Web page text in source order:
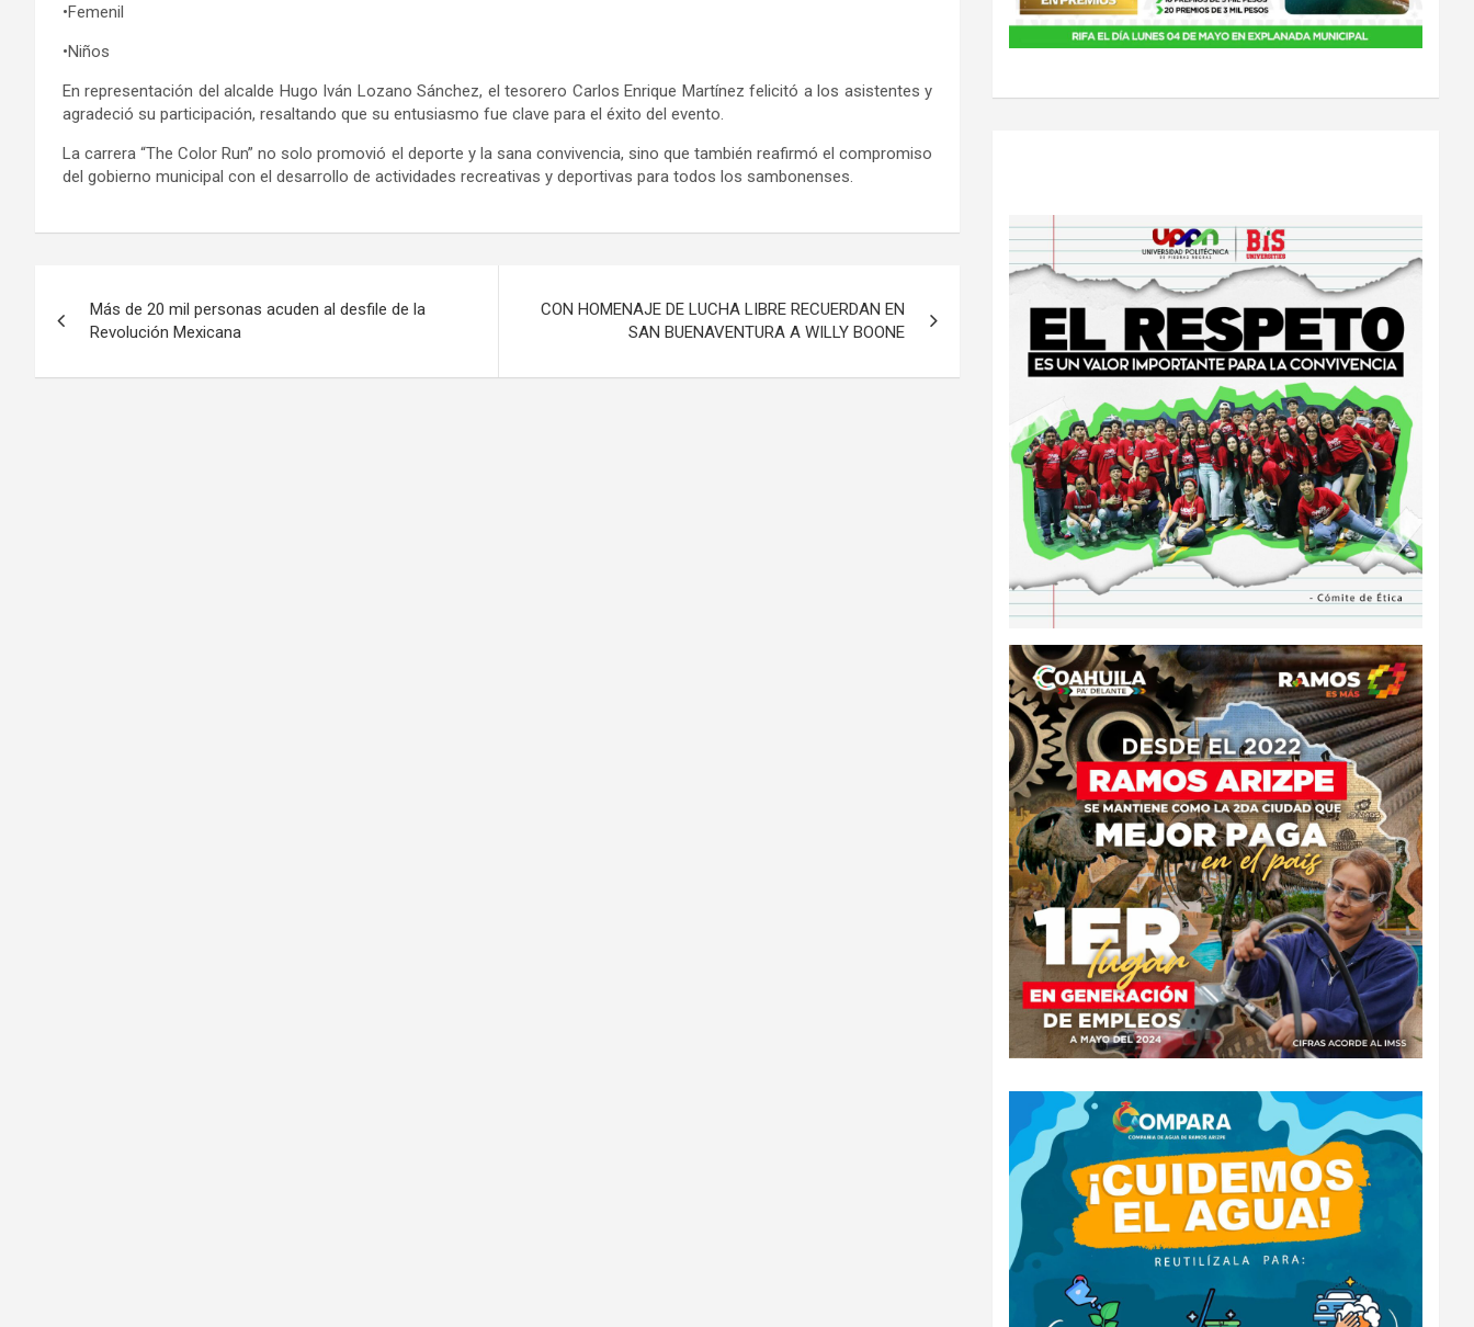
•Femenil
•Niños
En representación del alcalde Hugo Iván Lozano Sánchez, el tesorero Carlos Enrique Martínez felicitó a los asistentes y
agradeció su participación, resaltando que su entusiasmo fue clave para el éxito del evento.
La carrera “The ColorRun” no solo promovió el deporte y la sana convivencia, sino que también reafirmó el compromiso
del gobierno municipal con el desarrollo de actividades recreativas y deportivas para todos los sambonenses.
de
entradas
Más de 20 mil personas acuden al desfile de la
Revolución Mexicana
CON HOMENAJE DE LUCHA LIBRE RECUERDAN EN
SAN BUENAVENTURA A WILLY BOONE